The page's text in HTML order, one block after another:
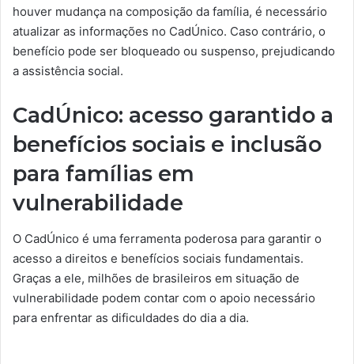
houver mudança na composição da família, é necessário
atualizar as informações no CadÚnico. Caso contrário, o
benefício pode ser bloqueado ou suspenso, prejudicando
a assistência social.
CadÚnico: acesso garantido a
benefícios sociais e inclusão
para famílias em
vulnerabilidade
O CadÚnico é uma ferramenta poderosa para garantir o
acesso a direitos e benefícios sociais fundamentais.
Graças a ele, milhões de brasileiros em situação de
vulnerabilidade podem contar com o apoio necessário
para enfrentar as dificuldades do dia a dia.